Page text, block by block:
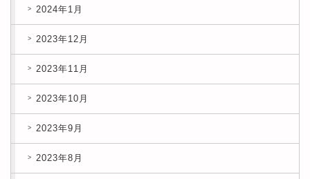
2024年1月
2023年12月
2023年11月
2023年10月
2023年9月
2023年8月